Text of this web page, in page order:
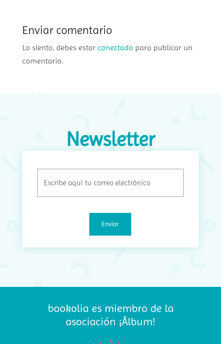
Enviar comentario
Lo siento, debes estar conectado para publicar un
comentario.
Newsletter
bookolia es miembro de la
asociación ¡Âlbum!